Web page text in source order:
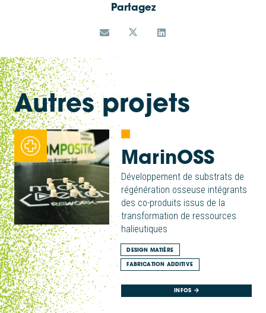
CHARGER LA VIDÉO
Partagez
Autres projets
MarinOSS
Développement de substrats de
régénération osseuse intégrants
des co-produits issus de la
transformation de ressources
halieutiques
DESIGN MATIÈRE
FABRICATION ADDITIVE
INFOS